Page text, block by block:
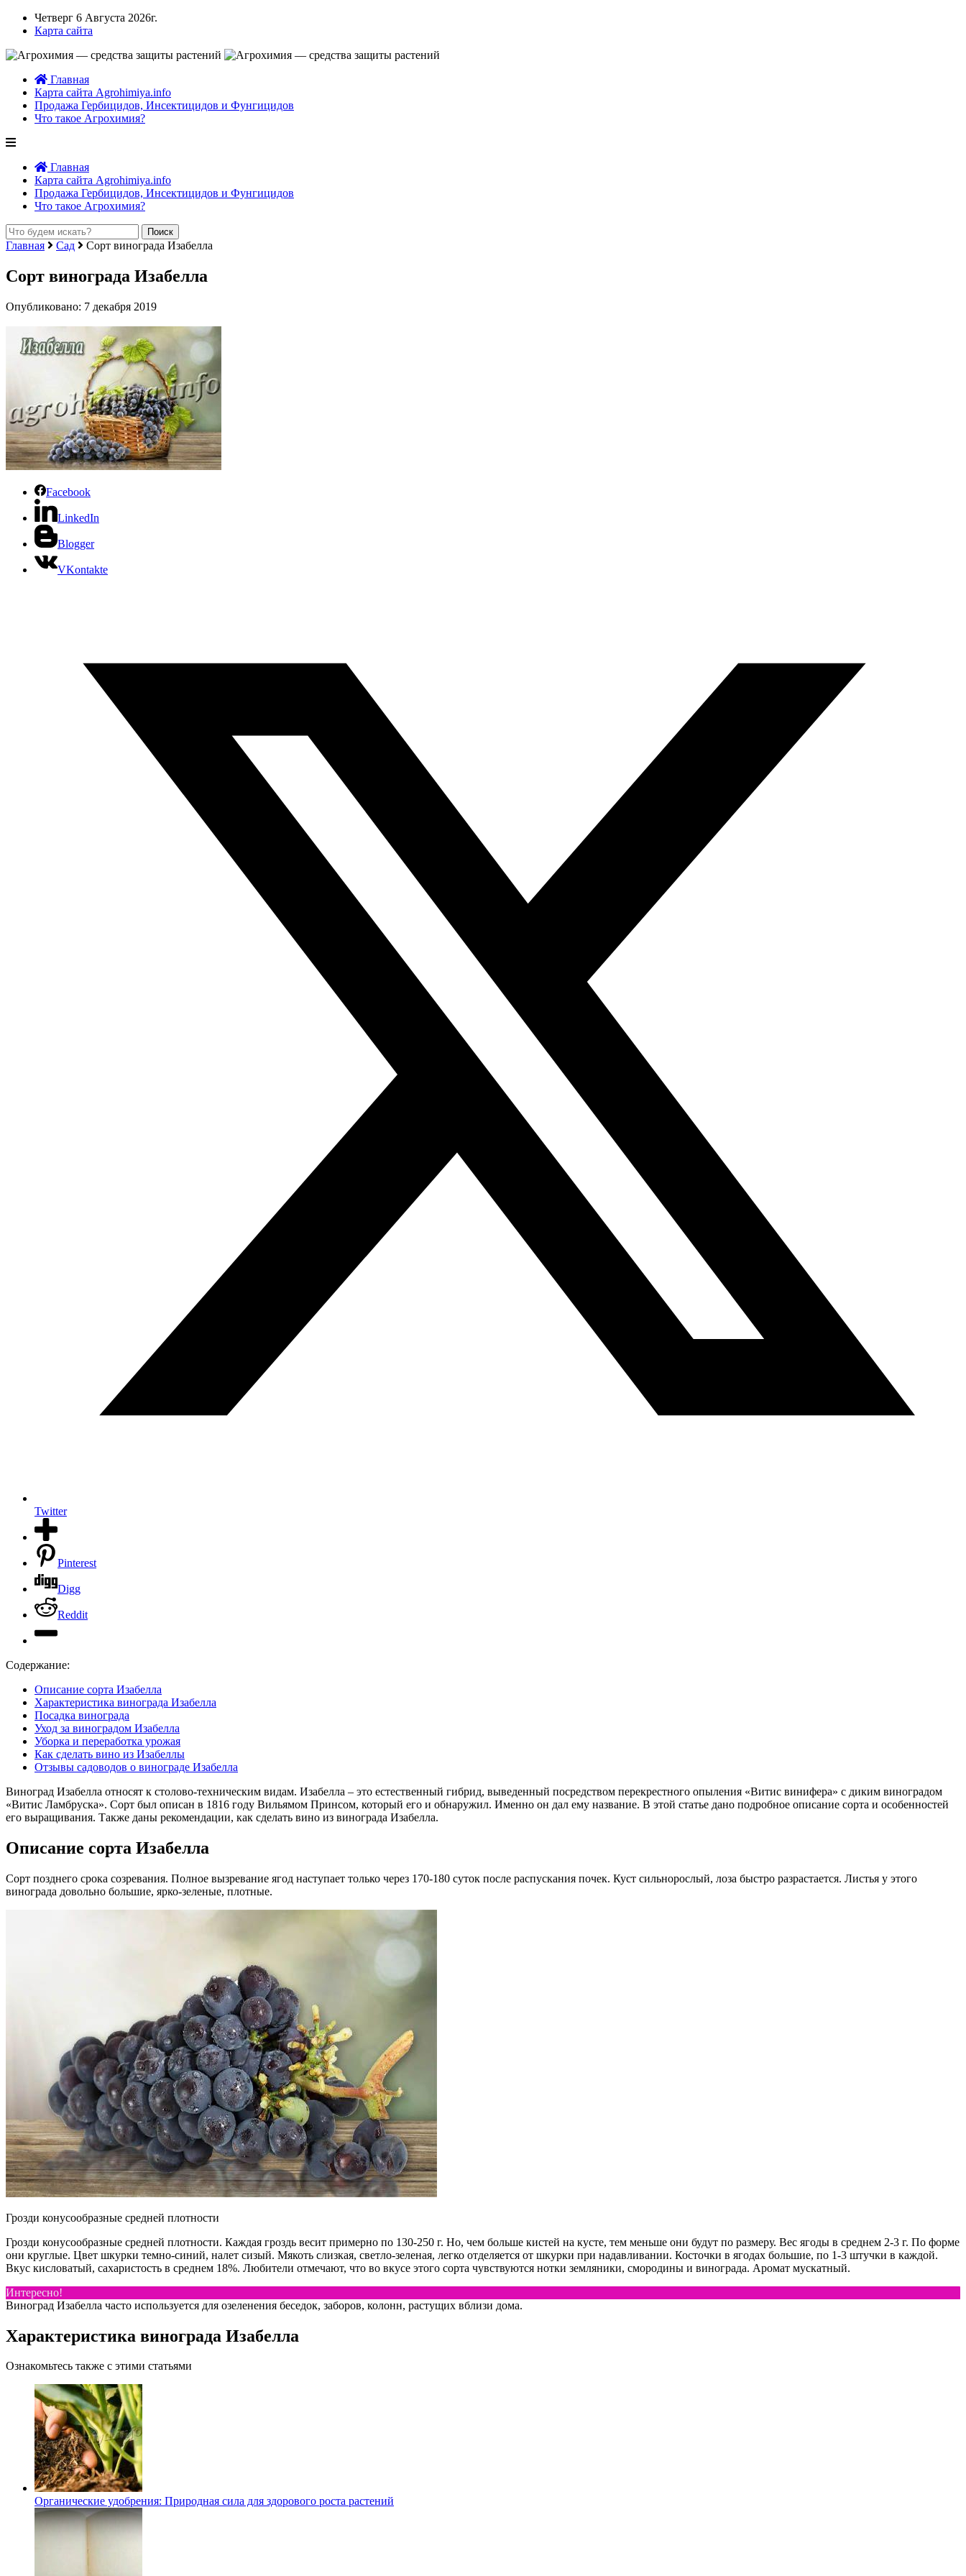
Четверг 6 Августа 2026г.
Карта сайта
Главная
Карта сайта Agrohimiya.info
Продажа Гербицидов, Инсектицидов и Фунгицидов
Что такое Агрохимия?
Главная
Карта сайта Agrohimiya.info
Продажа Гербицидов, Инсектицидов и Фунгицидов
Что такое Агрохимия?
Главная Сад Сорт винограда Изабелла
Сорт винограда Изабелла
Опубликовано: 7 декабря 2019
Facebook
LinkedIn
Blogger
VKontakte
Twitter
Pinterest
Digg
Reddit
Содержание:
Описание сорта Изабелла
Характеристика винограда Изабелла
Посадка винограда
Уход за виноградом Изабелла
Уборка и переработка урожая
Как сделать вино из Изабеллы
Отзывы садоводов о винограде Изабелла
Виноград Изабелла относят к столово-техническим видам. Изабелла – это естественный гибрид, выведенный посредством перекрестного опыления «Витис винифера» с диким виноградом
«Витис Ламбруска». Сорт был описан в 1816 году Вильямом Принсом, который его и обнаружил. Именно он дал ему название. В этой статье дано подробное описание сорта и особенностей
его выращивания. Также даны рекомендации, как сделать вино из винограда Изабелла.
Описание сорта Изабелла
Сорт позднего срока созревания. Полное вызревание ягод наступает только через 170-180 суток после распускания почек. Куст сильнорослый, лоза быстро разрастается. Листья у этого
винограда довольно большие, ярко-зеленые, плотные.
Грозди конусообразные средней плотности
Грозди конусообразные средней плотности. Каждая гроздь весит примерно по 130-250 г. Но, чем больше кистей на кусте, тем меньше они будут по размеру. Вес ягоды в среднем 2-3 г. По форме
они круглые. Цвет шкурки темно-синий, налет сизый. Мякоть слизкая, светло-зеленая, легко отделяется от шкурки при надавливании. Косточки в ягодах большие, по 1-3 штучки в каждой.
Вкус кисловатый, сахаристость в среднем 18%. Любители отмечают, что во вкусе этого сорта чувствуются нотки земляники, смородины и винограда. Аромат мускатный.
Интересно!
Виноград Изабелла часто используется для озеленения беседок, заборов, колонн, растущих вблизи дома.
Характеристика винограда Изабелла
Ознакомьтесь также с этими статьями
Органические удобрения: Природная сила для здорового роста растений